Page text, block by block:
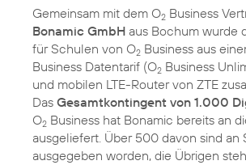
Gemeinsam mit dem O2 Business
Bonamic GmbH aus Bochum wurde
für Schulen von O2 Business aus
Business Datentarif (O2 Business
und mobilen LTE-Router von ZTE
Das Gesamtkontingent von 1.000
O2 Business hat Bonamic bereits an
ausgeliefert. Über 500 davon sind an
ausgegeben worden, die Übrigen